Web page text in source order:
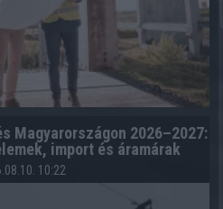
Magyarországon 2026–2027:
import és áramárak
10:22